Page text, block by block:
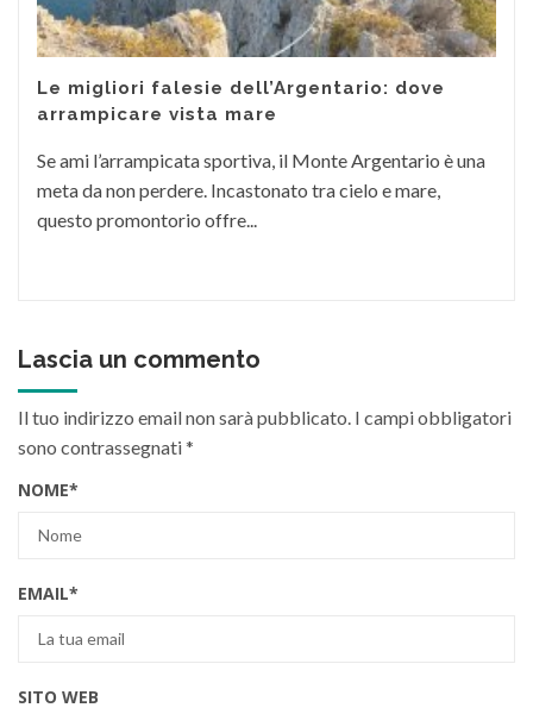
Le migliori falesie dell’Argentario: dove
arrampicare vista mare
Se ami l’arrampicata sportiva, il Monte Argentario è una
meta da non perdere. Incastonato tra cielo e mare,
questo promontorio offre...
Lascia un commento
Il tuo indirizzo email non sarà pubblicato. I campi obbligatori
sono contrassegnati*
NOME*
EMAIL*
SITO WEB